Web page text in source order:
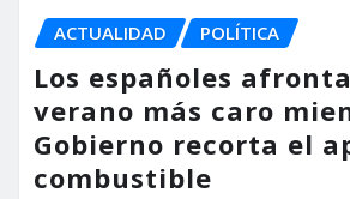
ACTUALIDAD POLÍTICA
Los españoles
verano más caro
Gobierno recorta el
combustible